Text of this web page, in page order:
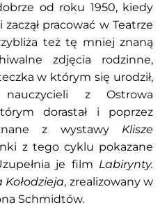
od roku 1950, kiedy
pracować w Teatrze
też tę mniej znaną
zdjęcia rodzinne,
w którym się urodził,
z Ostrowa
dorastał i poprzez
z wystawy Klisze
z tego cyklu pokazane
je film Labirynty.
Kołodzieja, zrealizowany w
Schmidtów.